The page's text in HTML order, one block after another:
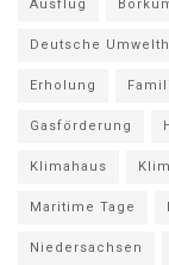
Ausflug
Deutsche
Erholung
Gasförderung
Klimahaus
Maritime Tage
Niedersachsen